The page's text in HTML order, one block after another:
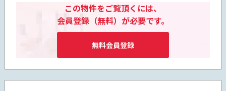
この物件をご覧頂くには、
会員登録（無料）が必要です。
無料会員登録